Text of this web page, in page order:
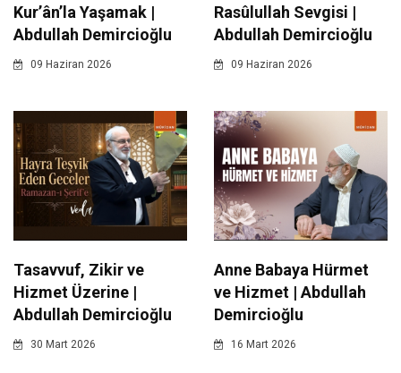
Kur’ân’la Yaşamak |
Abdullah Demircioğlu
09 Haziran 2026
Rasûlullah Sevgisi |
Abdullah Demircioğlu
09 Haziran 2026
Tasavvuf, Zikir ve
Hizmet Üzerine |
Abdullah Demircioğlu
30 Mart 2026
Anne Babaya Hürmet
ve Hizmet | Abdullah
Demircioğlu
16 Mart 2026